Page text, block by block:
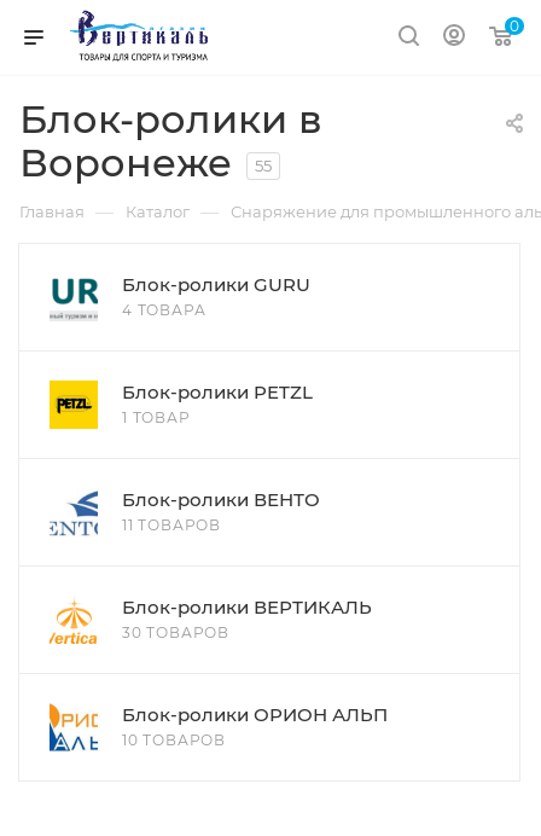
0
Блок-ролики в
Воронеже
55
Главная — Каталог — Снаряжение для промышленного
Блок-ролики GURU
4 ТОВАРА
Блок-ролики PETZL
1 ТОВАР
Блок-ролики ВЕНТО
11 ТОВАРОВ
Блок-ролики ВЕРТИКАЛЬ
30 ТОВАРОВ
Блок-ролики ОРИОН АЛЬП
10 ТОВАРОВ